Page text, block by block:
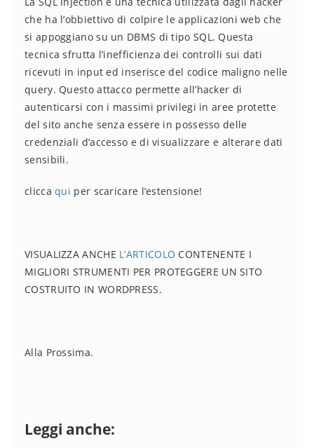
che ha l’obbiettivo di colpire le applicazioni web che
si appoggiano su un DBMS di tipo SQL. Questa
tecnica sfrutta l’inefficienza dei controlli sui dati
ricevuti in input ed inserisce del codice maligno nelle
query. Questo attacco permette all’hacker di
autenticarsi con i massimi privilegi in aree protette
del sito anche senza essere in possesso delle
credenziali d’accesso e di visualizzare e alterare dati
sensibili.
cliccaqui per scaricare l’estensione!
VISUALIZZA ANCHE L’ARTICOLO CONTENENTE I
MIGLIORI STRUMENTI PER PROTEGGERE UN SITO
COSTRUITO IN WORDPRESS.
Alla Prossima.
Leggi anche: